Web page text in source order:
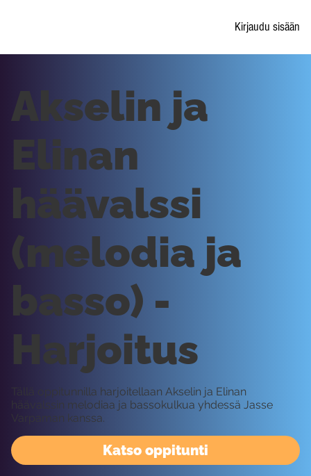
Kirjaudu sisään
Katso oppitunti
Akselin ja
Elinan
häävalssi
(melodia ja
basso) -
Harjoitus
Tällä oppitunnilla harjoitellaan Akselin ja Elinan
häävalssin melodiaa ja bassokulkua yhdessä Jasse
Varpaman kanssa.